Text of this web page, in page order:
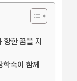
향한 꿈을 지
숙이 함께